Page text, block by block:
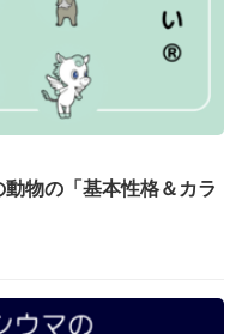
物の「基本性格＆カラ